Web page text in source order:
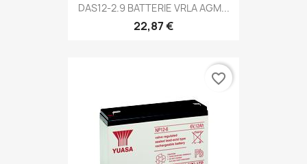
DAS12-2.9 BATTERIE VRLA AGM...
22,87 €
favorite_border